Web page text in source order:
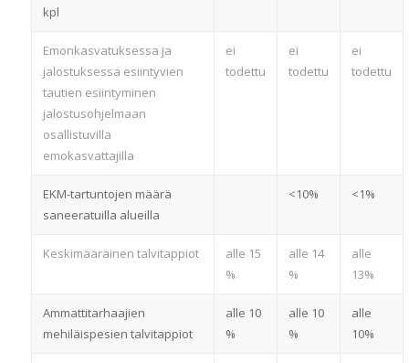
kpl
Emonkasvatuksessa ja
jalostuksessa esiintyvien
tautien esiintyminen
jalostusohjelmaan
osallistuvilla
emokasvattajilla
ei
todettu
ei
todettu
ei
todettu
EKM-tartuntojen määrä
saneeratuilla alueilla
<10% <1%
Keskimääräinen talvitappiot
alle 15
%
alle 14
%
alle
13%
Ammattitarhaajien
mehiläispesien talvitappiot
alle 10
%
alle 10
%
alle
10%